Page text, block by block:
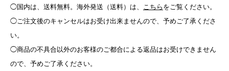
◯国内は、送料無料。海外発送（送料）は、
こちら をご覧ください。
◯ご注文後のキャンセルはお受け出来ませんので、予めご了承くださ
い。
◯商品の不具合以外のお客様のご都合による返品はお受けできません
ので、予めご了承ください。